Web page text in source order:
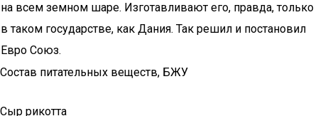
на всем земном шаре. Изготавливают его, правда, только
в таком государстве, как Дания. Так решил и постановил
Евро Союз.
Состав питательных веществ, БЖУ
Сыр рикотта